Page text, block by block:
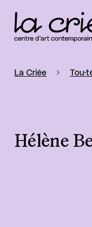
La Criée
Hélène